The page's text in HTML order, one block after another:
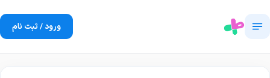
ورود / ثبت نام